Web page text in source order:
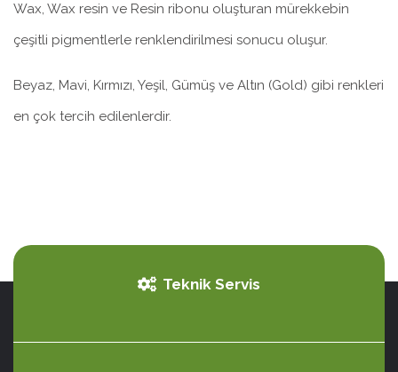
Wax, Wax resin ve Resin ribonu oluşturan mürekkebin
çeşitli pigmentlerle renklendirilmesi sonucu oluşur.
Beyaz, Mavi, Kırmızı, Yeşil, Gümüş ve Altın (Gold) gibi renkleri
en çok tercih edilenlerdir.
Teknik Servis